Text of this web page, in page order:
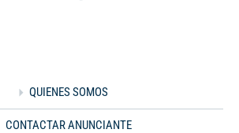
QUIENES SOMOS
CONTACTAR ANUNCIANTE